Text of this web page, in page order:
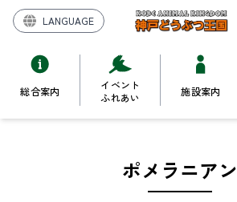
LANGUAGE
総合案内
イベント
ふれあい
施設案内
ポメラニアン